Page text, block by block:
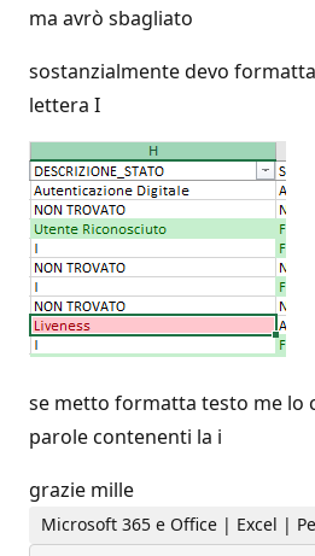
ma avrò sbagliato
sostanzialmente devo
lettera I
se metto formatta testo me lo
parole contenenti la i
grazie mille
Microsoft 365 e Office | Excel |